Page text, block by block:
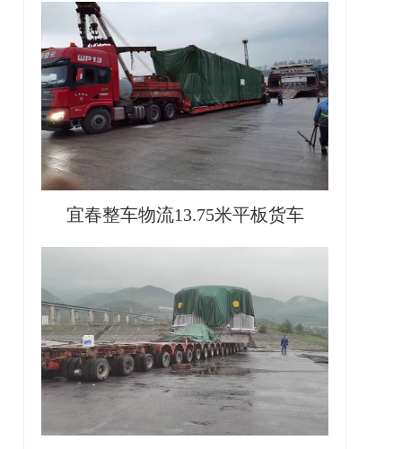
宜春整车物流13.75米平板货车